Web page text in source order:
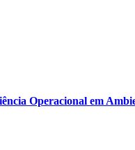
Operacional em